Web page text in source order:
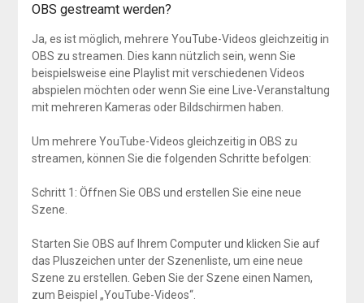
OBS gestreamt werden?
Ja, es ist möglich, mehrere YouTube-Videos gleichzeitig in
OBS zu streamen. Dies kann nützlich sein, wenn Sie
beispielsweise eine Playlist mit verschiedenen Videos
abspielen möchten oder wenn Sie eine Live-Veranstaltung
mit mehreren Kameras oder Bildschirmen haben.
Um mehrere YouTube-Videos gleichzeitig in OBS zu
streamen, können Sie die folgenden Schritte befolgen:
Schritt 1: Öffnen Sie OBS und erstellen Sie eine neue
Szene.
Starten Sie OBS auf Ihrem Computer und klicken Sie auf
das Pluszeichen unter der Szenenliste, um eine neue
Szene zu erstellen. Geben Sie der Szene einen Namen,
zum Beispiel „YouTube-Videos“.